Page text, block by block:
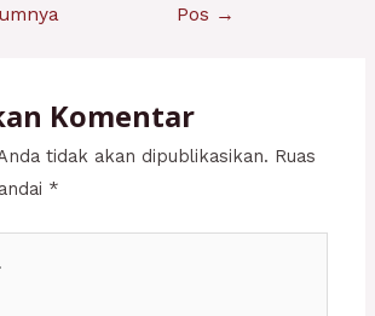
Pos →
Komentar
tidak akan dipublikasikan. Ruas
*